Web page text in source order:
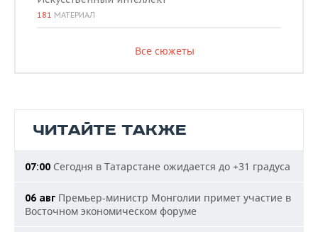
181 МАТЕРИАЛ
Все сюжеты
ЧИТАЙТЕ ТАКЖЕ
07:00 Сегодня в Татарстане ожидается до +31 градуса
06 авг Премьер-министр Монголии примет участие в
Восточном экономическом форуме